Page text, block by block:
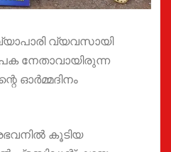
വ്യവസായി
നേതാവായിരുന്ന
ഓർമ്മദിനം
കൂടിയ